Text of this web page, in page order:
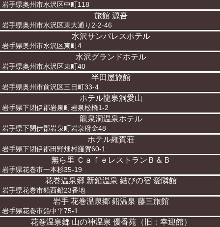
岩手県奥州市水沢区中町118
旅館 源吾
岩手県奥州市水沢区東大通り2-2-46
水沢サンパレスホテル
岩手県奥州市水沢区東町4
水沢グランドホテル
岩手県奥州市水沢区東町40
半田屋旅館
岩手県奥州市前沢区三日町33-4
ホテル龍泉洞愛山
岩手県下閉伊郡岩泉町岩泉松橋1-2
龍泉洞温泉ホテル
岩手県下閉伊郡岩泉町岩泉府金48
ホテル羅賀荘
岩手県下閉伊郡田野畑村羅賀60-1
無ら里 ＣａｆｅレストランＢ＆Ｂ
岩手県花巻市一本杉35-19
花巻温泉郷 新鉛温泉 結びの宿 愛隣館
岩手県花巻市鉛西鉛23番地
岩手 花巻温泉郷 鉛温泉 藤三旅館
岩手県花巻市鉛中平75-1
花巻温泉郷 山の神温泉 優香苑（旧：幸迎館）